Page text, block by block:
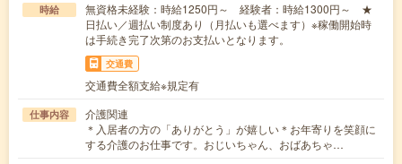
時給
無資格未経験：時給1250円～ 経験者：時給1300円～ ★
日払い／週払い制度あり（月払いも選べます）※稼働開始時
は手続き完了次第のお支払いとなります。
交通費
交通費全額支給※規定有
仕事内容
介護関連
＊入居者の方の「ありがとう」が嬉しい＊お年寄りを笑顔に
する介護のお仕事です。おじいちゃん、おばあちゃ…